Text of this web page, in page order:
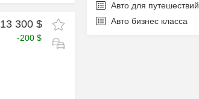
13 300 $
-200 $
Авто для путешествий
Авто бизнес класса